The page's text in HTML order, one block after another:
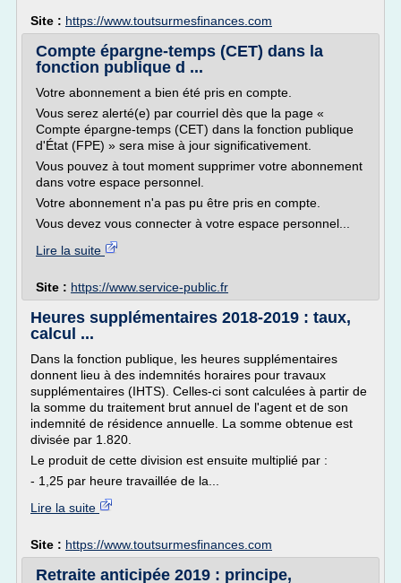
Site : https://www.toutsurmesfinances.com
Compte épargne-temps (CET) dans la
fonction publique d ...
Votre abonnement a bien été pris en compte.
Vous serez alerté(e) par courriel dès que la page «
Compte épargne-temps (CET) dans la fonction publique
d'État (FPE) » sera mise à jour significativement.
Vous pouvez à tout moment supprimer votre abonnement
dans votre espace personnel.
Votre abonnement n'a pas pu être pris en compte.
Vous devez vous connecter à votre espace personnel...
Lire la suite
Site : https://www.service-public.fr
Heures supplémentaires 2018-2019 : taux,
calcul ...
Dans la fonction publique, les heures supplémentaires
donnent lieu à des indemnités horaires pour travaux
supplémentaires (IHTS). Celles-ci sont calculées à partir de
la somme du traitement brut annuel de l'agent et de son
indemnité de résidence annuelle. La somme obtenue est
divisée par 1.820.
Le produit de cette division est ensuite multiplié par :
- 1,25 par heure travaillée de la...
Lire la suite
Site : https://www.toutsurmesfinances.com
Retraite anticipée 2019 : principe,